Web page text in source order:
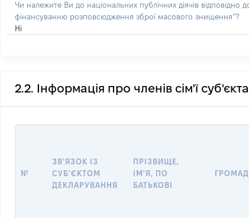
Чи належите Ви до національних публічних діячів
фінансуванню розповсюдження зброї масового знищення”?
Ні
2.2. Інформація про членів сім'ї
№
ЗВ'ЯЗОК ІЗ
СУБ'ЄКТОМ
ДЕКЛАРУВАННЯ
ПРІЗВИЩЕ,
ІМ'Я, ПО
БАТЬКОВІ